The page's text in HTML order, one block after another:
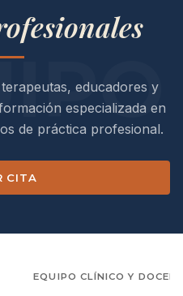
educadores y
especializada en
de práctica profesional.
CITA
EQUIPO CLÍNICO Y